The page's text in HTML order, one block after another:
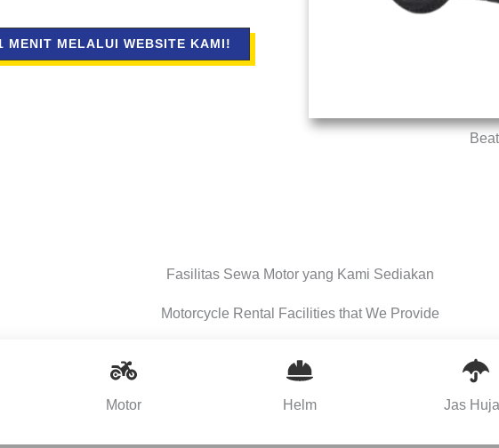
MENIT MELALUI WEBSITE KAMI!
Fasilitas Sewa Motor yang Kami Sediakan
Motorcycle Rental Facilities that We Provide
Motor Helm Jas